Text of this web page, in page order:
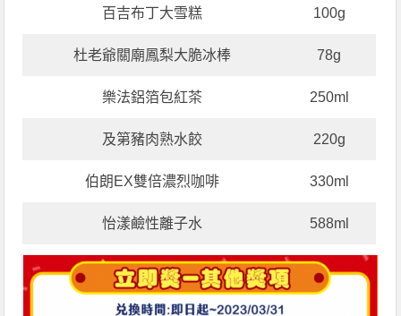
百吉布丁大雪糕 100g
杜老爺關廟鳳梨大脆冰棒 78g
樂法鋁箔包紅茶 250ml
及第豬肉熟水餃 220g
伯朗EX雙倍濃烈咖啡 330ml
怡漾鹼性離子水 588ml